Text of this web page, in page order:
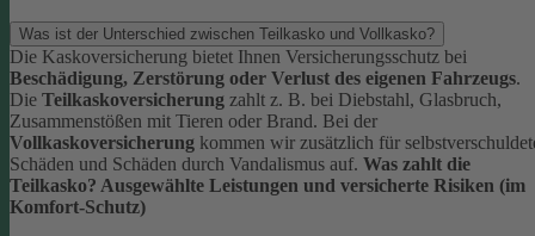
Was ist der Unterschied zwischen Teilkasko und Vollkasko?
Die Kaskoversicherung bietet Ihnen Versicherungsschutz bei
Beschädigung, Zerstörung oder Verlust des eigenen Fahrzeugs.
Die Teilkaskoversicherung zahlt z. B. bei Diebstahl, Glasbruch,
Zusammenstößen mit Tieren oder Brand. Bei der
Vollkaskoversicherung kommen wir zusätzlich für
Schäden und Schäden durch Vandalismus auf. Was zahlt die
Teilkasko? Ausgewählte Leistungen und versicherte Risiken (im
Komfort-Schutz)